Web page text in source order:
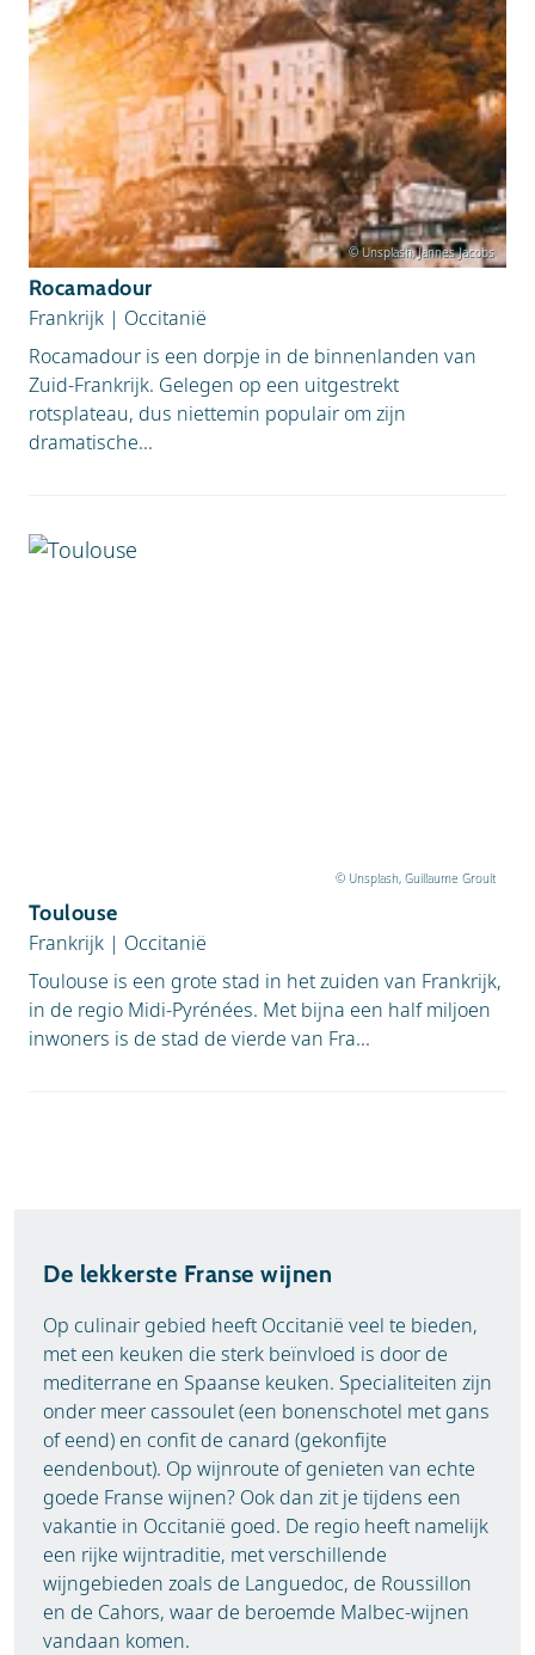
© Unsplash, Jannes Jacobs
Rocamadour
Frankrijk | Occitanië
Rocamadour is een dorpje in de binnenlanden van
Zuid-Frankrijk. Gelegen op een uitgestrekt
rotsplateau, dus niettemin populair om zijn
dramatische...
© Unsplash, Guillaume Groult
Toulouse
Frankrijk | Occitanië
Toulouse is een grote stad in het zuiden van Frankrijk,
in de regio Midi-Pyrénées. Met bijna een half miljoen
inwoners is de stad de vierde van Fra...
De lekkerste Franse wijnen
Op culinair gebied heeft Occitanië veel te bieden,
met een keuken die sterk beïnvloed is door de
mediterrane en Spaanse keuken. Specialiteiten zijn
onder meer cassoulet (een bonenschotel met gans
of eend) en confit de canard (gekonfijte
eendenbout). Op wijnroute of genieten van echte
goede Franse wijnen? Ook dan zit je tijdens een
vakantie in Occitanië goed. De regio heeft namelijk
een rijke wijntraditie, met verschillende
wijngebieden zoals de Languedoc, de Roussillon
en de Cahors, waar de beroemde Malbec-wijnen
vandaan komen.